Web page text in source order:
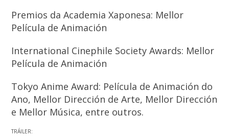
Premios da Academia Xaponesa: Mellor
Película de Animación
International Cinephile Society Awards: Mellor
Película de Animación
Tokyo Anime Award: Película de Animación do
Ano, Mellor Dirección de Arte, Mellor Dirección
e Mellor Música, entre outros.
TRÁILER: